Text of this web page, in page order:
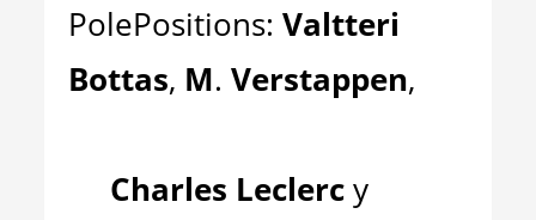
PolePositions:Valtteri
Bottas, M. Verstappen,
Charles Leclercy